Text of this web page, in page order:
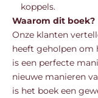
koppels.
Waarom dit boek?
Onze klanten
heeft geholpen om
is een perfecte
nieuwe manieren
is het boek een